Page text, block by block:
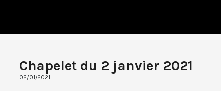
Chapelet du 2 janvier 2021
02/01/2021